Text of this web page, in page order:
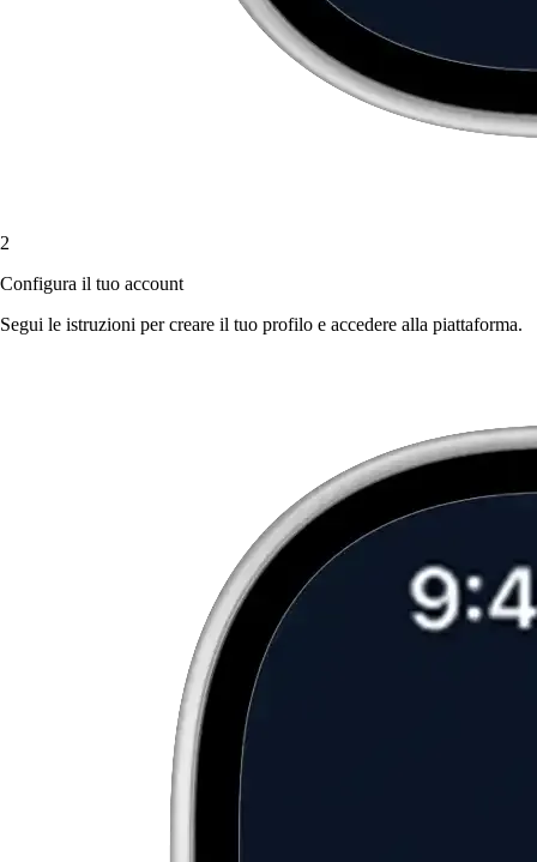
2
Configura il tuo account
Segui le istruzioni per creare il tuo profilo e accedere alla piattaforma.